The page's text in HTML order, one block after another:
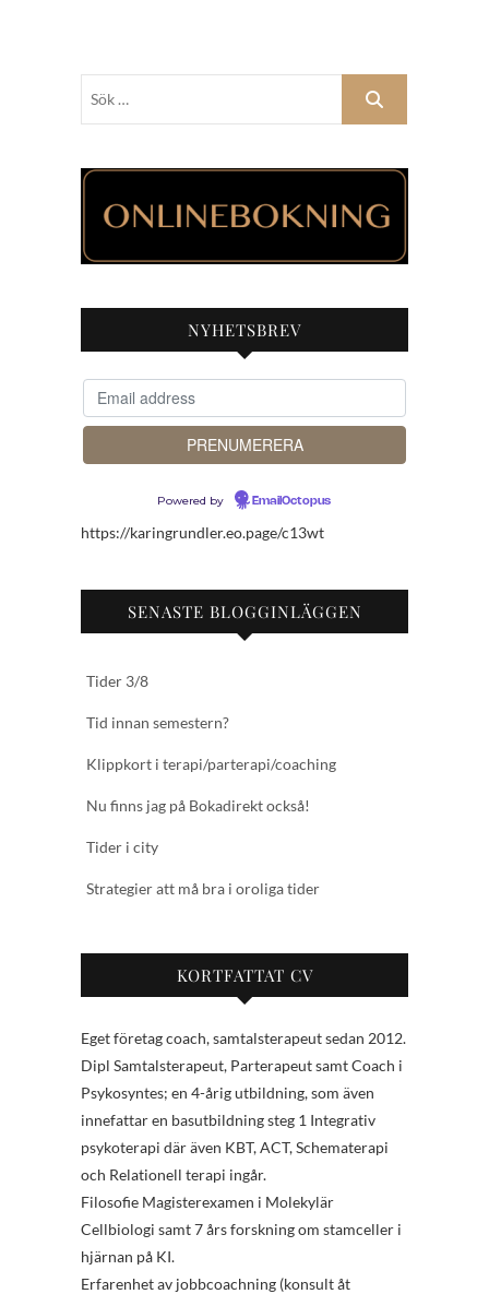
NYHETSBREV
Powered by EmailOctopus
https://karingrundler.eo.page/c13wt
SENASTE BLOGGINLÄGGEN
Tider 3/8
Tid innan semestern?
Klippkort i terapi/parterapi/coaching
Nu finns jag på Bokadirekt också!
Tider i city
Strategier att må bra i oroliga tider
KORTFATTAT CV
Eget företag coach, samtalsterapeut sedan 2012.
Dipl Samtalsterapeut, Parterapeut samt Coach i
Psykosyntes; en 4-årig utbildning, som även
innefattar en basutbildning steg 1 Integrativ
psykoterapi där även KBT, ACT, Schematerapi
och Relationell terapi ingår.
Filosofie Magisterexamen i Molekylär
Cellbiologi samt 7 års forskning om stamceller i
hjärnan på KI.
Erfarenhet av jobbcoachning (konsult åt